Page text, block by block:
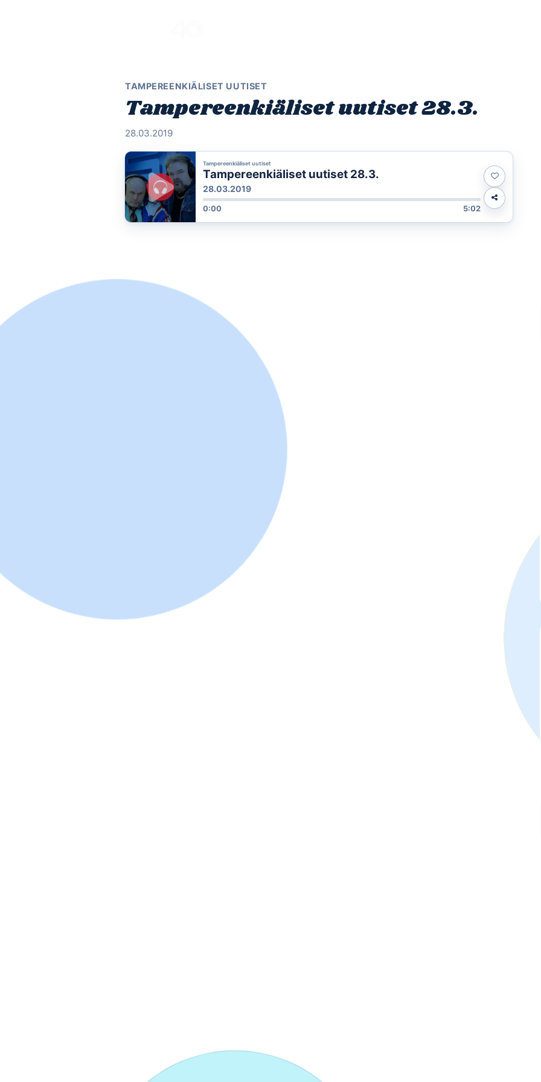
TAMPEREENKIÄLISET UUTISET
Tampereenkiäliset uutiset 28.3.
28.03.2019
Tampereenkiäliset uutiset
Tampereenkiäliset uutiset 28.3.
28.03.2019
0:00 5:02